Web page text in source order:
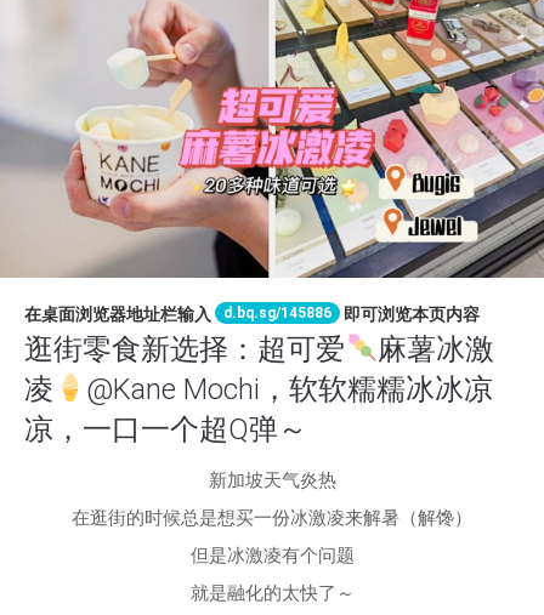
在桌面浏览器地址栏输入 d.bq.sg/145886 即可浏览本页内容
逛街零食新选择：超可爱
麻薯冰激
凌
@Kane Mochi，软软糯糯冰冰凉
凉，一口一个超Q弹～
新加坡天气炎热
在逛街的时候总是想买一份冰激凌来解暑（解馋）
但是冰激凌有个问题
就是融化的太快了～